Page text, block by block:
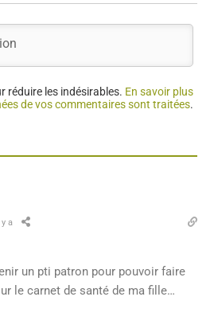
réduire les indésirables. En savoir plus
de vos commentaires sont traitées.
a
un pti patron pour pouvoir faire
le carnet de santé de ma fille…